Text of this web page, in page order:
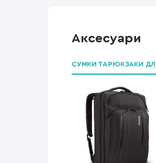
Аксесуари
СУМКИ ТА РЮКЗАКИ